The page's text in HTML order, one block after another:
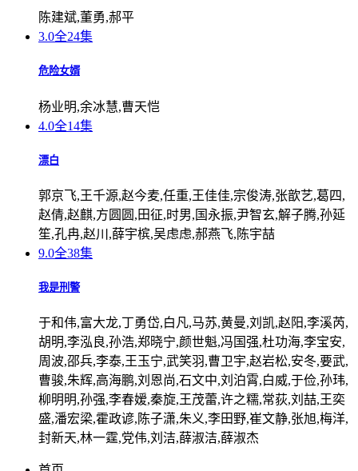
陈建斌,董勇,郝平
3.0全24集
危险女婿
杨业明,余冰慧,曹天恺
4.0全14集
漂白
郭京飞,王千源,赵今麦,任重,王佳佳,宗俊涛,张歆艺,葛四,
赵倩,赵麒,方圆圆,田征,时男,国永振,尹智玄,解子腾,孙延
笙,孔冉,赵川,薛宇槟,吴虑虑,郝燕飞,陈宇喆
9.0全38集
我是刑警
于和伟,富大龙,丁勇岱,白凡,马苏,黄曼,刘凯,赵阳,李溪芮,
胡明,李泓良,孙浩,郑晓宁,颜世魁,冯国强,杜功海,李宝安,
周波,邵兵,李泰,王玉宁,武笑羽,曹卫宇,赵岩松,安冬,要武,
曹骏,朱辉,高海鹏,刘恩尚,石文中,刘泊霄,白威,于俭,孙玮,
柳明明,孙强,李春嫒,秦旋,王茂蕾,许之糯,常荻,刘喆,王奕
盛,潘宏梁,霍政谚,陈子潇,朱义,李田野,崔文静,张旭,梅洋,
封新天,林一霆,党伟,刘洁,薛淑洁,薛淑杰